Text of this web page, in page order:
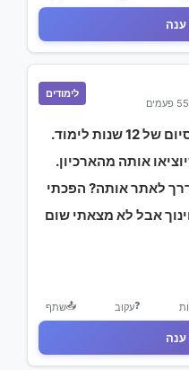
ענה
לימודים
שלום. אבדה לי תעודת סיום של 12 שנות לימוד.
אותה מהארכיון.
לאתר אותה? הפכתי
אבל לא מצאתי שום
❓עקוב 📤שתף
ענה